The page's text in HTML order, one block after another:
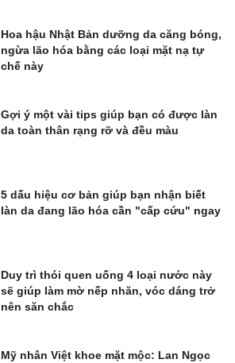
Hoa hậu Nhật Bản dưỡng da căng bóng,
ngừa lão hóa bằng các loại mặt nạ tự
chế này
Gợi ý một vài tips giúp bạn có được làn
da toàn thân rạng rỡ và đều màu
5 dấu hiệu cơ bản giúp bạn nhận biết
làn da đang lão hóa cần "cấp cứu" ngay
Duy trì thói quen uống 4 loại nước này
sẽ giúp làm mờ nếp nhăn, vóc dáng trở
nên săn chắc
Mỹ nhân Việt khoe mặt mộc: Lan Ngọc